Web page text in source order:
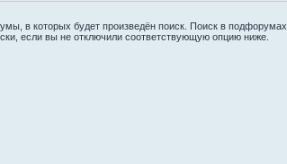
в которых будет произведён поиск. Поиск в подфорумах
если вы не отключили соответствующую опцию ниже.